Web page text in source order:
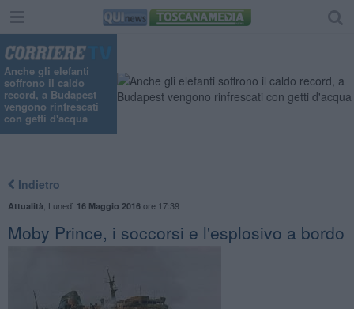
Anche gli elefanti
soffrono il caldo
record, a Budapest
vengono rinfrescati
con getti d'acqua
Indietro
Attualità Lunedì 16 Maggio 2016ore 17:39
Moby Prince, i soccorsi e l'esplosivo a bordo